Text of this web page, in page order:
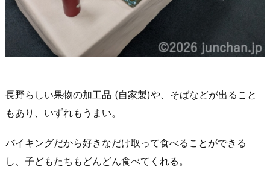
長野らしい果物の加工品 (自家製)や、そばなどが出ること
もあり、いずれもうまい。
バイキングだから好きなだけ取って食べることができる
し、子どもたちもどんどん食べてくれる。